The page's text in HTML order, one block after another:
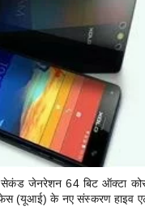
सेकंड जेनरेशन 64 बिट ऑक्टा
(यूआई) के नए संस्करण हाइव